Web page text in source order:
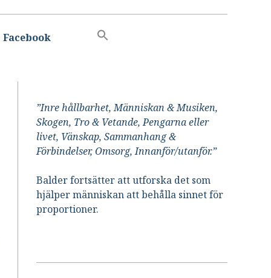
Facebook
”Inre hållbarhet, Människan & Musiken,
Skogen, Tro & Vetande, Pengarna eller
livet, Vänskap, Sammanhang &
Förbindelser, Omsorg, Innanför/utanför.”
Balder fortsätter att utforska det som
hjälper människan att behålla sinnet för
proportioner.